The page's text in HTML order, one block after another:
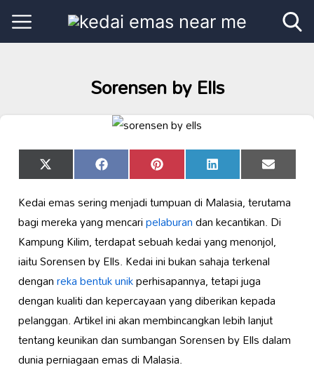
Sorensen by Ells
Share
on
X
(Twitter)
Share
on
Facebook Share
on
Pinterest Share
on
LinkedIn Share
on
Email
Kedai emas sering menjadi tumpuan di Malasia, terutama
bagi mereka yang mencaripelaburandan kecantikan. Di
Kampung Kilim, terdapat sebuah kedai yang menonjol,
iaitu Sorensen by Ells. Kedai ini bukan sahaja terkenal
denganreka bentuk unikperhisapannya, tetapi juga
dengan kualiti dan kepercayaan yang diberikan kepada
pelanggan. Artikel ini akan membincangkan lebih lanjut
tentang keunikan dan sumbangan Sorensen by Ells dalam
dunia perniagaan emas di Malasia.